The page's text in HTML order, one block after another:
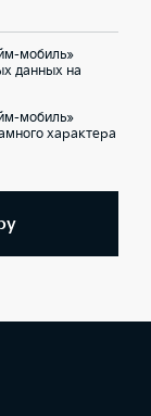
мобиль»
данных на
мобиль»
характера